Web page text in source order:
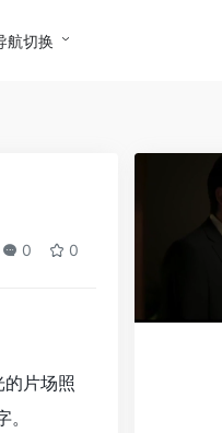
航切换
0 0
片场照